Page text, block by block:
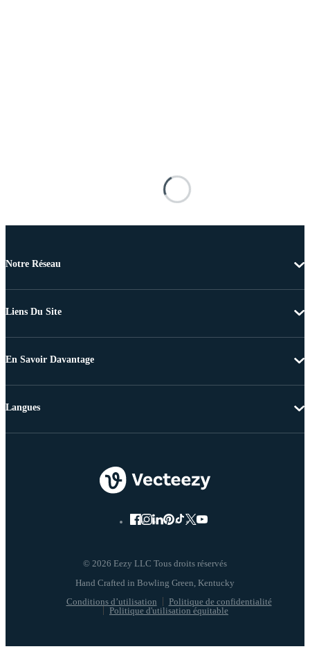
Notre Réseau
Liens Du Site
En Savoir Davantage
© 2026 Eezy LLC Tous droits réservés
Conditions d’utilisation
Politique de confidentialité
Politique d'utilisation équitable
Langues